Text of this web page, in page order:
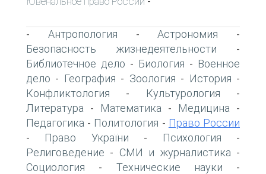
- Антропология -Астрономия -
Безопасность жизнедеятельности -
Библиотечное дело - Биология - Военное
дело - География - Зоология - История -
Конфликтология - Культурология -
Литература - Математика - Медицина -
Педагогика - Политология - Право России
- Право України - Психология -
Религоведение - СМИ и журналистика -
Социология - Технические науки -